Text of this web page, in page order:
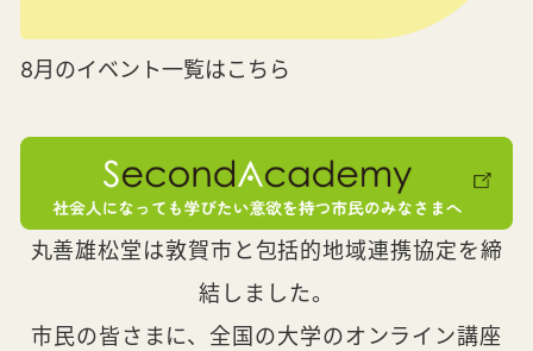
8月のイベント一覧はこちら
丸善雄松堂は敦賀市と包括的地域連携協定を締
結しました。
市民の皆さまに、全国の大学のオンライン講座